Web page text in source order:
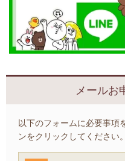
メールお
以下のフォームに必要事項
ンをクリックしてください。